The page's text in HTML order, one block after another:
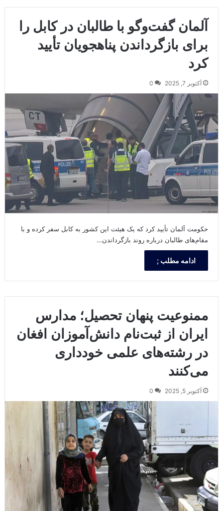
آلمان گفت‌وگو با طالبان در کابل را
برای بازگرداندن پناهجویان تأیید
کرد
آکتوبر 7, 2025 0
حکومت آلمان تأیید کرد که یک هیئت این کشور به کابل سفر کرده و با
مقام‌های طالبان درباره روند بازگرداندن…
ادامه مطلب ;
ممنوعیت پنهان تحصیل؛ مدارس
ایران از ثبت‌نام دانش‌آموزان افغان
در رشته‌های علمی خودداری
می‌کنند
آکتوبر 5, 2025 0